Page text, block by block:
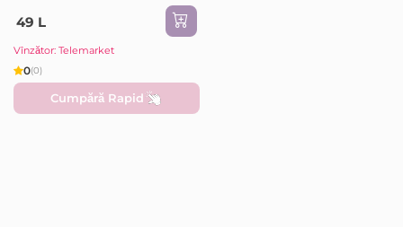
49 L
Vînzător: Telemarket
0(0)
Cumpără Rapid